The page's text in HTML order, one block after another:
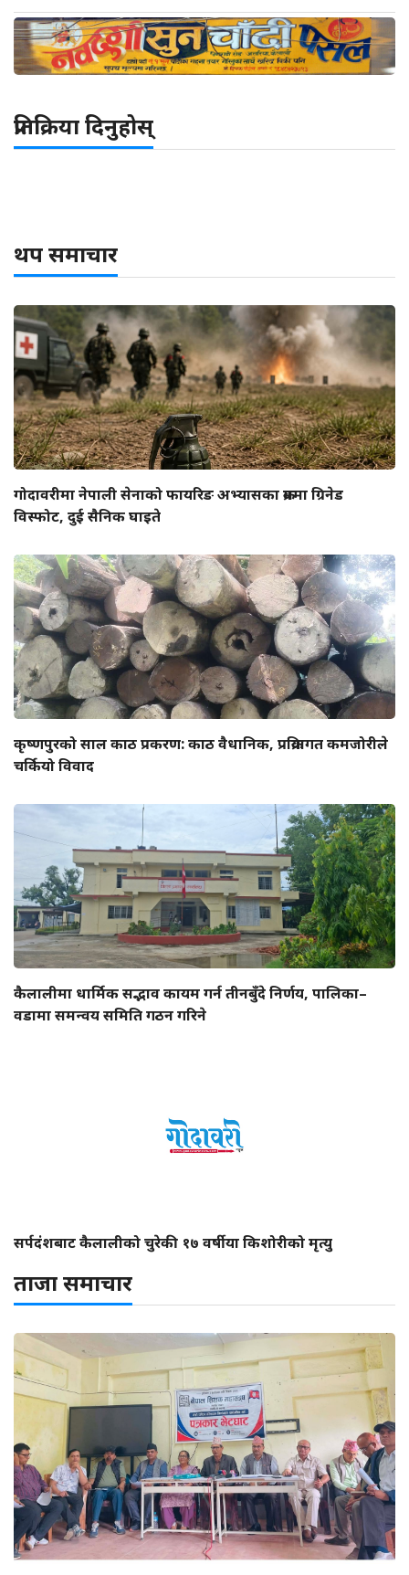
प्रतिक्रिया दिनुहोस्
थप समाचार
गोदावरीमा नेपाली सेनाको फायरिङ अभ्यासका क्रममा ग्रिनेड
विस्फोट, दुई सैनिक घाइते
कृष्णपुरको साल काठ प्रकरण: काठ वैधानिक, प्रक्रियागत कमजोरीले
चर्कियो विवाद
कैलालीमा धार्मिक सद्भाव कायम गर्न तीनबुँदे निर्णय, पालिका–
वडामा समन्वय समिति गठन गरिने
सर्पदंशबाट कैलालीको चुरेकी १७ वर्षीया किशोरीको मृत्यु
ताजा समाचार